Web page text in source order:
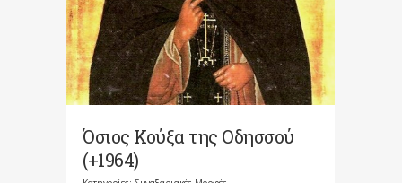
Όσιος Κούξα της Οδησσού
(+1964)